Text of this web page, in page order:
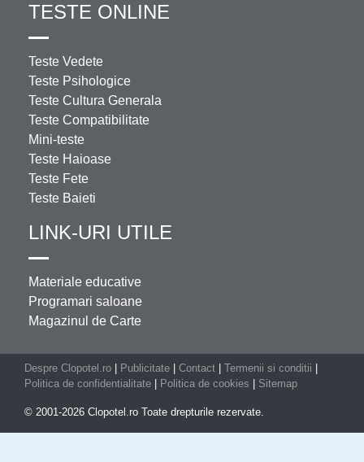
TESTE ONLINE
Teste Vedete
Teste Psihologice
Teste Cultura Generala
Teste Compatibilitate
Mini-teste
Teste Haioase
Teste Fete
Teste Baieti
LINK-URI UTILE
Materiale educative
Programari saloane
Magazinul de Carte
Despre Clopotel.ro Publicitate Contact Termenii si conditii
Politica de confidentialitate
Politica de cookies Sitemap
© 2001-2026 Clopotel.ro Toate drepturile rezervate.